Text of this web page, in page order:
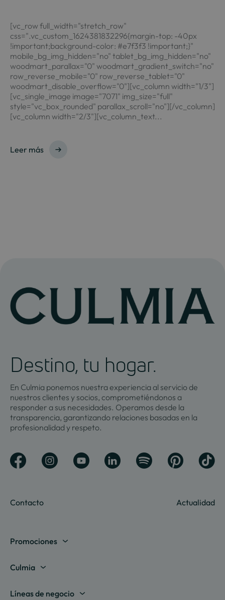
[vc_row full_width="stretch_row"
css=".vc_custom_1624381832296{margin-top: -40px
!important;background-color: #e7f3f3 !important;}"
mobile_bg_img_hidden="no" tablet_bg_img_hidden="no"
woodmart_parallax="0" woodmart_gradient_switch="no"
row_reverse_mobile="0" row_reverse_tablet="0"
woodmart_disable_overflow="0"][vc_column width="1/3"]
[vc_single_image image="7071" img_size="full"
style="vc_box_rounded" parallax_scroll="no"][/vc_column]
[vc_column width="2/3"][vc_column_text...
Leer más
Destino, tu hogar.
En Culmia ponemos nuestra experiencia al servicio de
nuestros clientes y socios, comprometiéndonos a
responder a sus necesidades. Operamos desde la
transparencia, garantizando relaciones basadas en la
profesionalidad y respeto.
Contacto Actualidad
Promociones
Madrid
Culmia
Sobre nosotros
Líneas de negocio